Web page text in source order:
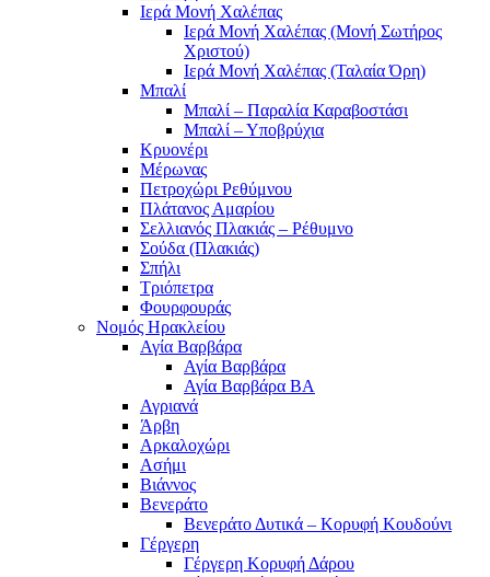
Ιερά Μονή Χαλέπας
Ιερά Μονή Χαλέπας (Μονή Σωτήρος
Χριστού)
Ιερά Μονή Χαλέπας (Ταλαία Όρη)
Μπαλί
Μπαλί – Παραλία Καραβοστάσι
Μπαλί – Υποβρύχια
Κρυονέρι
Μέρωνας
Πετροχώρι Ρεθύμνου
Πλάτανος Αμαρίου
Σελλιανός Πλακιάς – Ρέθυμνο
Σούδα (Πλακιάς)
Σπήλι
Τριόπετρα
Φουρφουράς
Νομός Ηρακλείου
Αγία Βαρβάρα
Αγία Βαρβάρα
Αγία Βαρβάρα ΒΑ
Αγριανά
Άρβη
Αρκαλοχώρι
Ασήμι
Βιάννος
Βενεράτο
Βενεράτο Δυτικά – Κορυφή Κουδούνι
Γέργερη
Γέργερη Κορυφή Δάρου